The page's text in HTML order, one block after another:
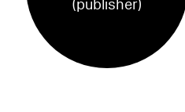
(publisher)